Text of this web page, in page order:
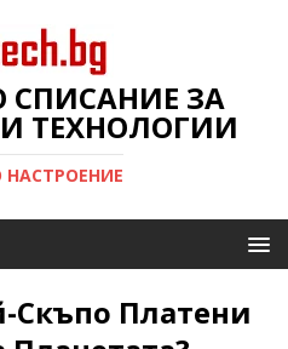
СПИСАНИЕ ЗА
ТЕХНОЛОГИИ
Скъпо Платени